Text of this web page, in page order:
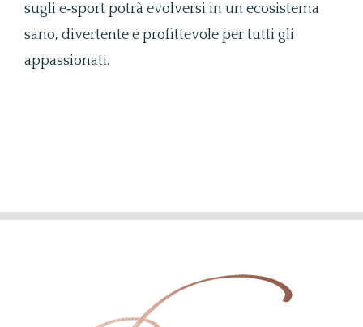
sugli e‑sport potrà evolversi in un ecosistema
sano, divertente e profittevole per tutti gli
appassionati.